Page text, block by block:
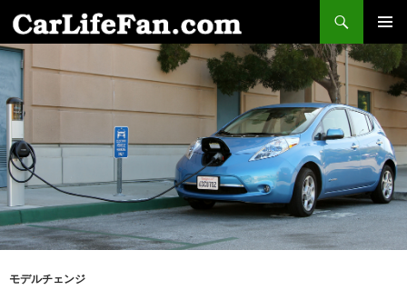
索
メインメ
ニュー
コ
ン
ン
ツ
ス
キ
プ
モデルチェンジ